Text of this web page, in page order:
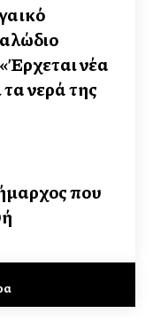
νέα
νερά της
που